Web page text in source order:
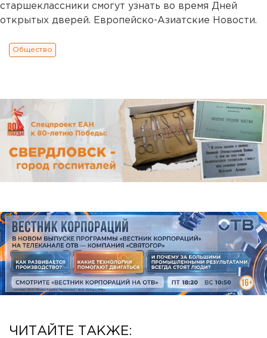
старшеклассники смогут узнать во время Дней
открытых дверей. Европейско-Азиатские Новости.
Общество
ЧИТАЙТЕ ТАКЖЕ: